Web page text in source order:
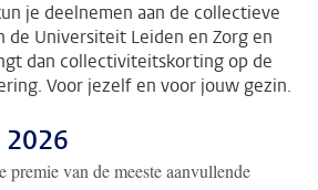
je deelnemen aan de collectieve
de Universiteit Leiden en Zorg en
dan collectiviteitskorting op de
Voor jezelf en voor jouw gezin.
premie van de meeste aanvullende